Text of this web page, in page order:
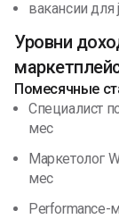
вакансии для
Уровни
Помесячные
Специалист
мес
Маркетолог
мес
Performance-